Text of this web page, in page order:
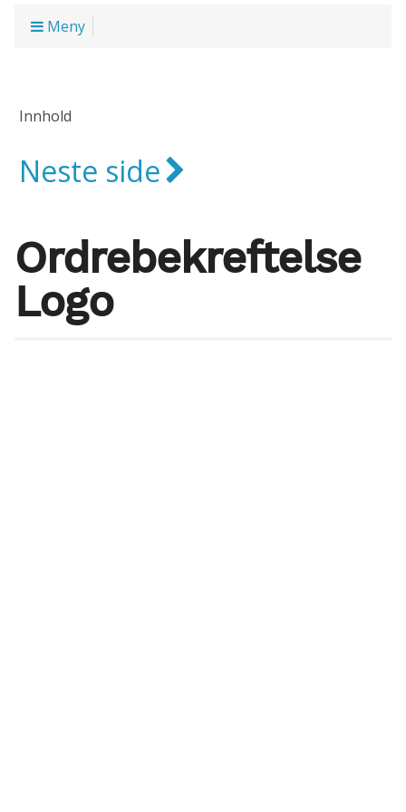
Meny
Innhold
Neste side
Ordrebekreftelse
Logo